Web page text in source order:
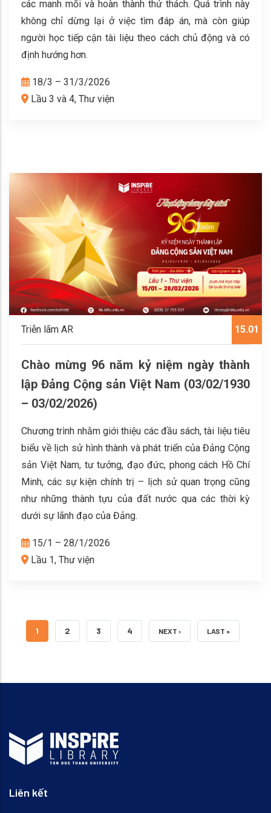
các manh mối và hoàn thành thử thách. Quá trình này
không chỉ dừng lại ở việc tìm đáp án, mà còn giúp
người học tiếp cận tài liệu theo cách chủ động và có
định hướng hơn.
18/3 – 31/3/2026
Lầu 3 và 4, Thư viện
Triễn lãm AR 15.01
Chào mừng 96 năm kỷ niệm ngày thành
lập Đảng Cộng sản Việt Nam (03/02/1930
– 03/02/2026)
Chương trình nhằm giới thiệu các đầu sách, tài liệu tiêu
biểu về lịch sử hình thành và phát triển của Đảng Cộng
sản Việt Nam, tư tưởng, đạo đức, phong cách Hồ Chí
Minh, các sự kiện chính trị – lịch sử quan trọng cũng
như những thành tựu của đất nước qua các thời kỳ
dưới sự lãnh đạo của Đảng.
15/1 – 28/1/2026
Lầu 1, Thư viện
TRANG HIỆN THỜI
1 TRANG
2 TRANG
3 TRANG
4 NEXT PAGE
NEXT › LAST PAGE
LAST »
Liên kết